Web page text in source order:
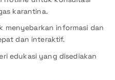
karantina.
menyebarkan informasi dan
dan interaktif.
edukasi yang disediakan